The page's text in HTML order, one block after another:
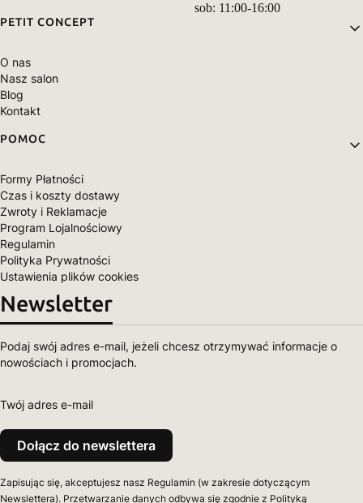
sob: 11:00-16:00
Linki w stopce
PETIT CONCEPT
O nas
Nasz salon
Blog
Kontakt
POMOC
Formy Płatności
Czas i koszty dostawy
Zwroty i Reklamacje
Program Lojalnościowy
Regulamin
Polityka Prywatności
Ustawienia plików cookies
Newsletter
Podaj swój adres e-mail, jeżeli chcesz otrzymywać informacje o
nowościach i promocjach.
Twój adres e-mail
Dołącz do newslettera
Zapisując się, akceptujesz nasz Regulamin (w zakresie dotyczącym
Newslettera). Przetwarzanie danych odbywa się zgodnie z Polityką